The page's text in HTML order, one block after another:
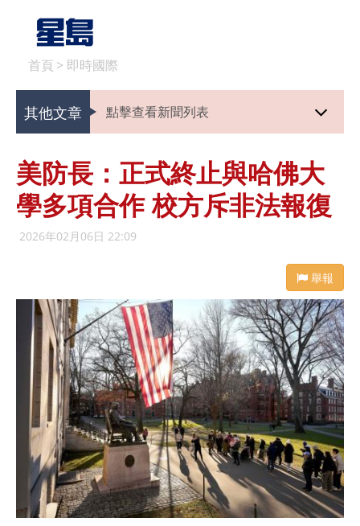
首頁 > 即時國際
其他文章 點擊查看新聞列表
美防長：正式終止與哈佛大
學多項合作 校方斥非法報復
2026年02月06日 22:09
舉報